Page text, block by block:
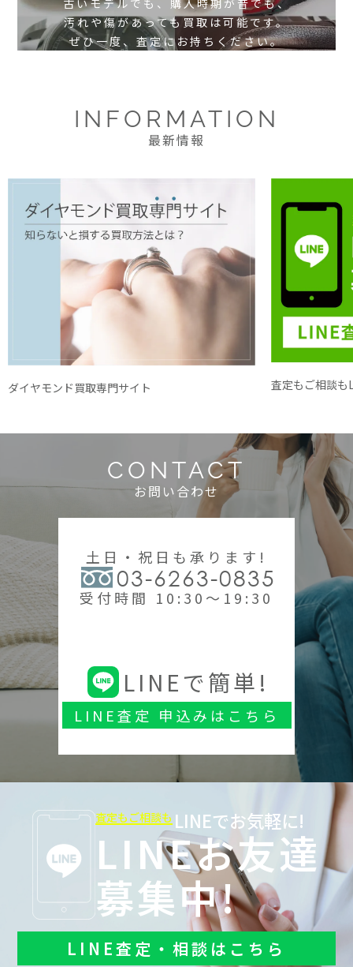
古いモデルでも、購入時期が昔でも、
汚れや傷があっても買取は可能です。
ぜひ一度、査定にお持ちください。
INFORMATION
最新情報
ダイヤモンド買取専門サイト 査定もご相談も
CONTACT
お問い合わせ
土日・祝日も承ります!
03-6263-0835
受付時間 10:30～19:30
LINEで簡単!
LINE査定 申込みはこちら
査定もご相談も LINEでお気軽に!
LINEお友達
募集中!
LINE査定・相談はこちら